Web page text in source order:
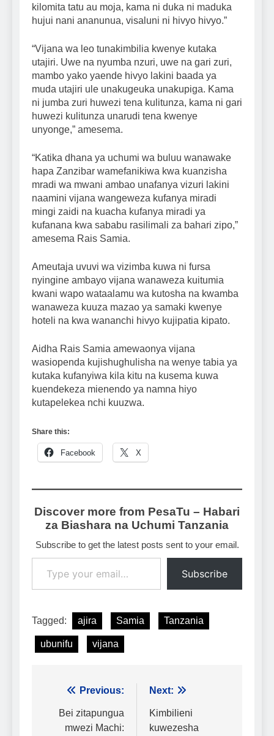
kilomita tatu au moja, kama ni duka ni maduka
hujui nani ananunua, visaluni ni hivyo hivyo.”
“Vijana wa leo tunakimbilia kwenye kutaka
utajiri. Uwe na nyumba nzuri, uwe na gari zuri,
mambo yako yaende hivyo lakini baada ya
muda utajiri ule unakugeuka unakupiga. Kama
ni jumba zuri huwezi tena kulitunza, kama ni gari
huwezi kulitunza unarudi tena kwenye
unyonge,” amesema.
“Katika dhana ya uchumi wa buluu wanawake
hapa Zanzibar wamefanikiwa kwa kuanzisha
mradi wa mwani ambao unafanya vizuri lakini
naamini vijana wangeweza kufanya miradi
mingi zaidi na kuacha kufanya miradi ya
kufanana kwa sababu rasilimali za bahari zipo,”
amesema Rais Samia.
Ameutaja uvuvi wa vizimba kuwa ni fursa
nyingine ambayo vijana wanaweza kuitumia
kwani wapo wataalamu wa kutosha na kwamba
wanaweza kuuza mazao ya samaki kwenye
hoteli na kwa wananchi hivyo kujipatia kipato.
Aidha Rais Samia amewaonya vijana
wasiopenda kujishughulisha na wenye tabia ya
kutaka kufanyiwa kila kitu na kusema kuwa
kuendekeza mienendo ya namna hiyo
kutapelekea nchi kuuzwa.
Share this:
Facebook X
Discover more from PesaTu – Habari
za Biashara na Uchumi Tanzania
Subscribe to get the latest posts sent to your email.
Type your email…
Subscribe
Tagged: ajira Samia Tanzania
ubunifu vijana
Urambazaji
wa
Previous:
Bei zitapungua
mwezi Machi:
Next:
Kimbilieni
kuwezesha